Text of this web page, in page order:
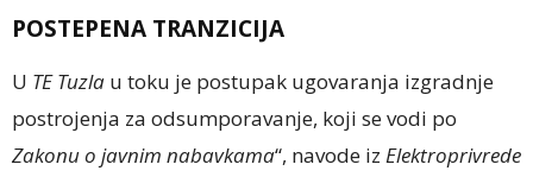
POSTEPENA TRANZICIJA
U TE Tuzla u toku je postupak ugovaranja izgradnje
postrojenja za odsumporavanje, koji se vodi po
Zakonu o javnim nabavkama“, navode iz Elektroprivrede